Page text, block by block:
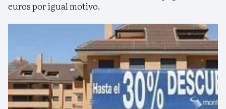
euros por igual motivo.